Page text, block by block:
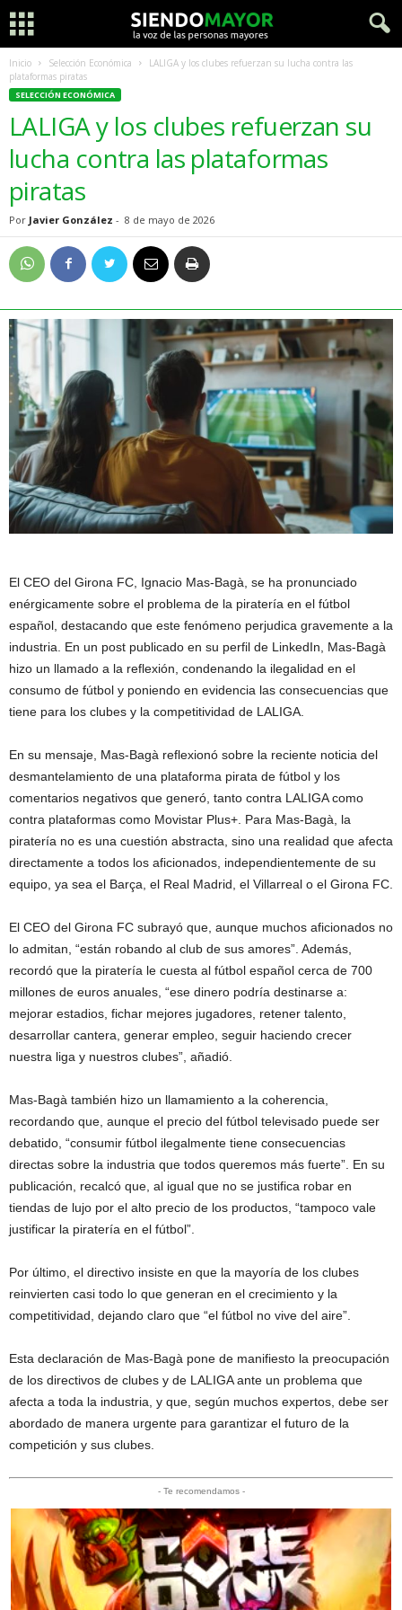
Inicio Selección Económica
LALIGA y los clubes refuerzan su lucha contra las
plataformas piratas
SELECCIÓN ECONÓMICA
LALIGA y los clubes refuerzan su
lucha contra las plataformas
piratas
Por Javier González - 8 de mayo de 2026
El CEO del Girona FC, Ignacio Mas-Bagà, se ha pronunciado
enérgicamente sobre el problema de la piratería en el fútbol
español, destacando que este fenómeno perjudica gravemente a la
industria. En un post publicado en su perfil de LinkedIn, Mas-Bagà
hizo un llamado a la reflexión, condenando la ilegalidad en el
consumo de fútbol y poniendo en evidencia las consecuencias que
tiene para los clubes y la competitividad de LALIGA.
En su mensaje, Mas-Bagà reflexionó sobre la reciente noticia del
desmantelamiento de una plataforma pirata de fútbol y los
comentarios negativos que generó, tanto contra LALIGA como
contra plataformas como Movistar Plus+. Para Mas-Bagà, la
piratería no es una cuestión abstracta, sino una realidad que afecta
directamente a todos los aficionados, independientemente de su
equipo, ya sea el Barça, el Real Madrid, el Villarreal o el Girona FC.
El CEO del Girona FC subrayó que, aunque muchos aficionados no
lo admitan, “están robando al club de sus amores”. Además,
recordó que la piratería le cuesta al fútbol español cerca de 700
millones de euros anuales, “ese dinero podría destinarse a:
mejorar estadios, fichar mejores jugadores, retener talento,
desarrollar cantera, generar empleo, seguir haciendo crecer
nuestra liga y nuestros clubes”, añadió.
Mas-Bagà también hizo un llamamiento a la coherencia,
recordando que, aunque el precio del fútbol televisado puede ser
debatido, “consumir fútbol ilegalmente tiene consecuencias
directas sobre la industria que todos queremos más fuerte”. En su
publicación, recalcó que, al igual que no se justifica robar en
tiendas de lujo por el alto precio de los productos, “tampoco vale
justificar la piratería en el fútbol”.
Por último, el directivo insiste en que la mayoría de los clubes
reinvierten casi todo lo que generan en el crecimiento y la
competitividad, dejando claro que “el fútbol no vive del aire”.
Esta declaración de Mas-Bagà pone de manifiesto la preocupación
de los directivos de clubes y de LALIGA ante un problema que
afecta a toda la industria, y que, según muchos expertos, debe ser
abordado de manera urgente para garantizar el futuro de la
competición y sus clubes.
- Te recomendamos -